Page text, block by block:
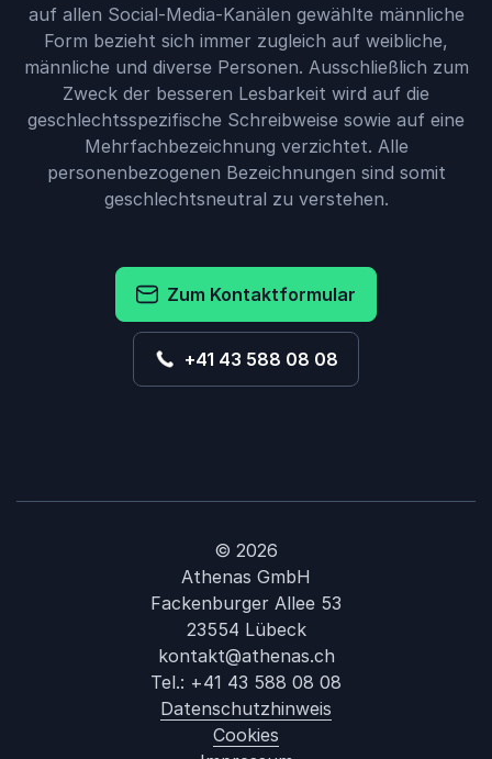
auf allen Social-Media-Kanälen gewählte männliche
Form bezieht sich immer zugleich auf weibliche,
männliche und diverse Personen. Ausschließlich zum
Zweck der besseren Lesbarkeit wird auf die
geschlechtsspezifische Schreibweise sowie auf eine
Mehrfachbezeichnung verzichtet. Alle
personenbezogenen Bezeichnungen sind somit
geschlechtsneutral zu verstehen.
Zum Kontaktformular
+41 43 588 08 08
© 2026
Athenas GmbH
Fackenburger Allee 53
23554 Lübeck
kontakt@athenas.ch
Tel.: +41 43 588 08 08
Datenschutzhinweis
Cookies